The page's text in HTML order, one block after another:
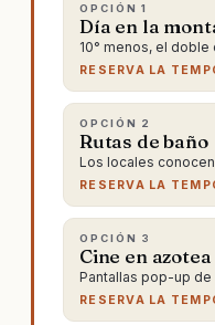
OPCIÓN 1
Día en la
10° menos, el doble
RESERVA LA
OPCIÓN 2
Rutas de baño
Los locales
RESERVA LA
OPCIÓN 3
Cine en azotea
Pantallas pop-up de
RESERVA LA